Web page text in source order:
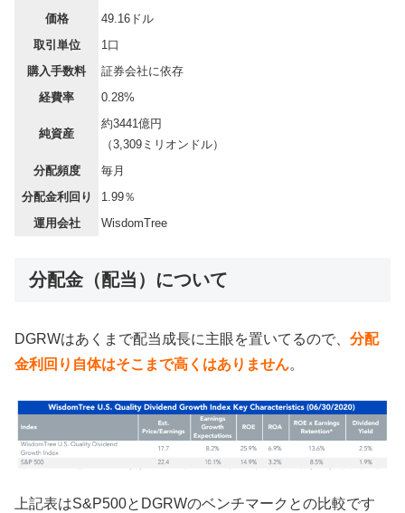
価格
49.16ドル
取引単位
1口
購入手数料
証券会社に依存
経費率
0.28%
純資産
約3441億円
（3,309ミリオンドル）
分配頻度
毎月
分配金利回り
1.99％
運用会社
WisdomTree
分配金（配当）について
DGRWはあくまで配当成長に主眼を置いてるので、 分配
金利回り自体はそこまで高くはありません。
上記表はS&P500とDGRWのベンチマークとの比較です